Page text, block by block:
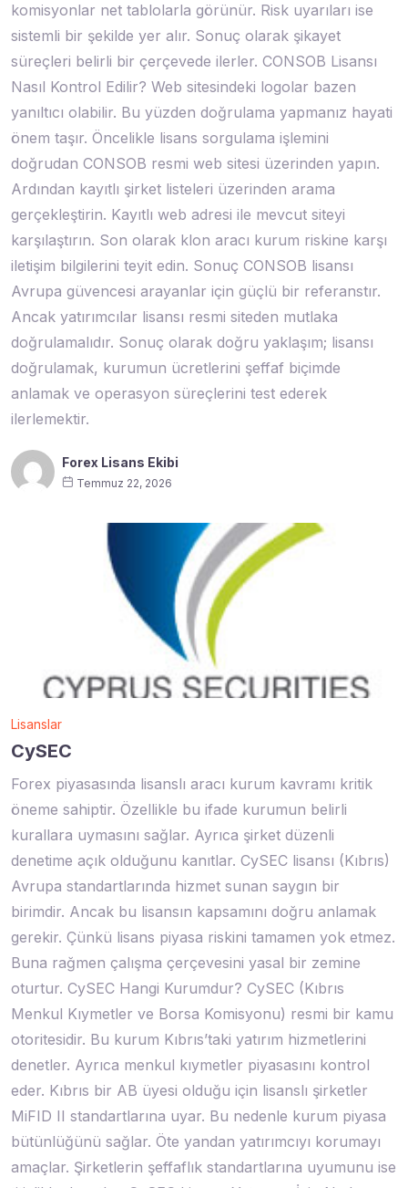
komisyonlar net tablolarla görünür. Risk uyarıları ise
sistemli bir şekilde yer alır. Sonuç olarak şikayet
süreçleri belirli bir çerçevede ilerler. CONSOB Lisansı
Nasıl Kontrol Edilir? Web sitesindeki logolar bazen
yanıltıcı olabilir. Bu yüzden doğrulama yapmanız hayati
önem taşır. Öncelikle lisans sorgulama işlemini
doğrudan CONSOB resmi web sitesi üzerinden yapın.
Ardından kayıtlı şirket listeleri üzerinden arama
gerçekleştirin. Kayıtlı web adresi ile mevcut siteyi
karşılaştırın. Son olarak klon aracı kurum riskine karşı
iletişim bilgilerini teyit edin. Sonuç CONSOB lisansı
Avrupa güvencesi arayanlar için güçlü bir referanstır.
Ancak yatırımcılar lisansı resmi siteden mutlaka
doğrulamalıdır. Sonuç olarak doğru yaklaşım; lisansı
doğrulamak, kurumun ücretlerini şeffaf biçimde
anlamak ve operasyon süreçlerini test ederek
ilerlemektir.
Forex Lisans Ekibi
Temmuz 22, 2026
Lisanslar
CySEC
Forex piyasasında lisanslı aracı kurum kavramı kritik
öneme sahiptir. Özellikle bu ifade kurumun belirli
kurallara uymasını sağlar. Ayrıca şirket düzenli
denetime açık olduğunu kanıtlar. CySEC lisansı (Kıbrıs)
Avrupa standartlarında hizmet sunan saygın bir
birimdir. Ancak bu lisansın kapsamını doğru anlamak
gerekir. Çünkü lisans piyasa riskini tamamen yok etmez.
Buna rağmen çalışma çerçevesini yasal bir zemine
oturtur. CySEC Hangi Kurumdur? CySEC (Kıbrıs
Menkul Kıymetler ve Borsa Komisyonu) resmi bir kamu
otoritesidir. Bu kurum Kıbrıs’taki yatırım hizmetlerini
denetler. Ayrıca menkul kıymetler piyasasını kontrol
eder. Kıbrıs bir AB üyesi olduğu için lisanslı şirketler
MiFID II standartlarına uyar. Bu nedenle kurum piyasa
bütünlüğünü sağlar. Öte yandan yatırımcıyı korumayı
amaçlar. Şirketlerin şeffaflık standartlarına uyumunu ise